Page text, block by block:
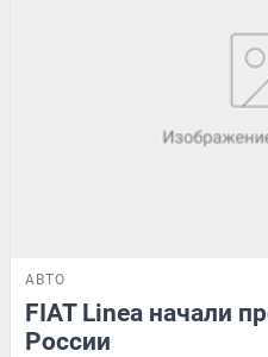
АВТО
FIAT Linea начали
России